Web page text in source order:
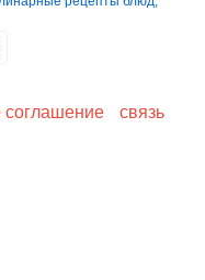
соглашение связь